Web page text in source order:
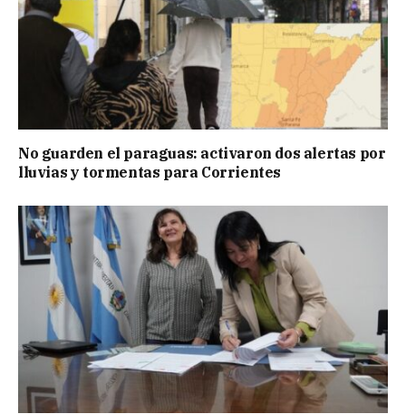
No guarden el paraguas: activaron dos alertas por
lluvias y tormentas para Corrientes